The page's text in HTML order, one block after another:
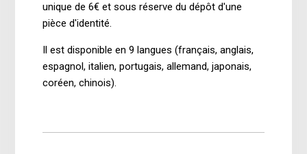
unique de 6€ et sous réserve du dépôt d'une
pièce d'identité.
Il est disponible en 9 langues (français, anglais,
espagnol, italien, portugais, allemand, japonais,
coréen, chinois).